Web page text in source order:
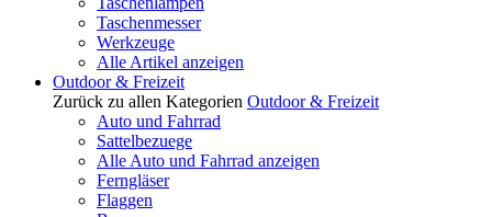
Taschenmesser
Werkzeuge
Alle Artikel anzeigen
Outdoor & Freizeit
Zurück zu allen Kategorien Outdoor & Freizeit
Auto und Fahrrad
Sattelbezuege
Alle Auto und Fahrrad anzeigen
Ferngläser
Flaggen